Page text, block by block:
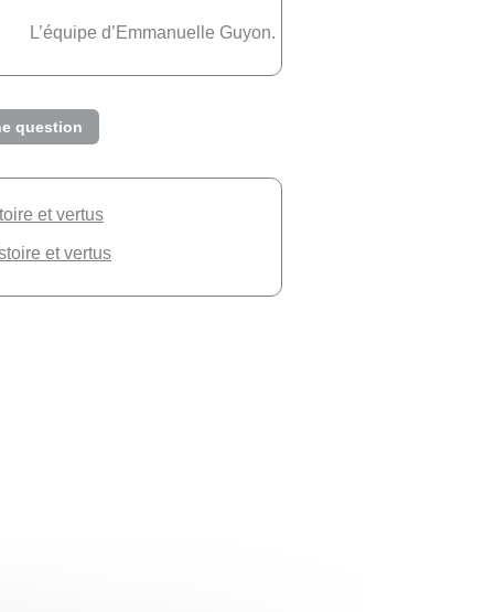
L’équipe d’Emmanuelle Guyon.
question
et vertus
et vertus